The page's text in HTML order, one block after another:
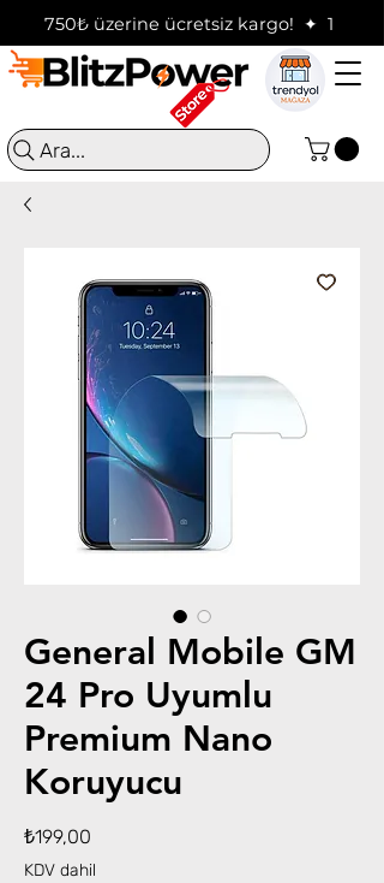
750₺ üzerine ücretsiz kargo!  ✦
Ara...
General Mobile GM
24 Pro Uyumlu
Premium Nano
Koruyucu
₺199,00
KDV dahil